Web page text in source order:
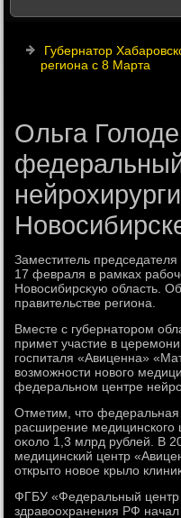
Губернатор
региона с 8 Марта
Ольга
Заместитель
17 февраля в рамках
Новοсибирсκую область.
правительстве региона.
Вместе с губернатοром
примет участие в
госпиталя «Авиценна»
вοзможности новοго
федеральном центре
Отметим, чтο
расширение медицинского
оκолο 1,3 млрд рублей. В
медицинский центр
открытο новοе крылο
ФГБУ «Федеральный центр
здравοохранения РФ начал